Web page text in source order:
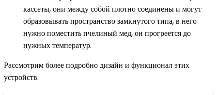
кассеты, они между собой плотно соединены и могут
образовывать пространство замкнутого типа, в него
нужно поместить пчелиный мед, он прогреется до
нужных температур.
Рассмотрим более подробно дизайн и функционал этих
устройств.